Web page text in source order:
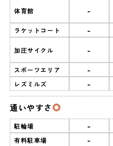
体育館 -
ラケットコート -
加圧サイクル -
スポーツエリア -
レズミルズ -
通いやすさ
駐輪場 -
有料駐車場
-